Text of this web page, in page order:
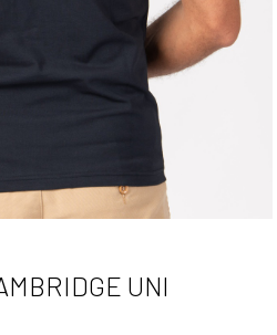
UNI